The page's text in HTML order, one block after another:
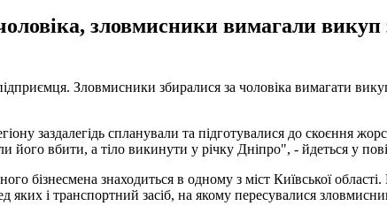
зловмисники вимагали
Зловмисники збиралися за чоловіка вимагати
заздалегідь спланували та підготувалися до скоєння
вбити, а тіло викинути у річку Дніпро", - йдеться у
бізнесмена знаходиться в одному з міст Київської
яких і транспортний засіб, на якому пересувалися